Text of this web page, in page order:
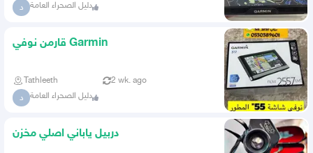
د دليل الصحراء العامة
قارمن نوفي Garmin
Tathleeth 2 wk. ago
د دليل الصحراء العامة
دربيل ياباني اصلي مخزن